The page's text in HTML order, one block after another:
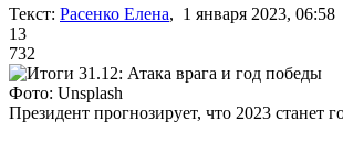
Текст: Расенко Елена, 1 января 2023, 06:58
13
732
Фото: Unsplash
Президент прогнозирует, что 2023 станет